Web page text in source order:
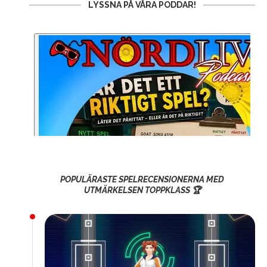
LYSSNA PÅ VÅRA PODDAR!
POPULÄRASTE SPELRECENSIONERNA MED
UTMÄRKELSEN TOPPKLASS 🏆